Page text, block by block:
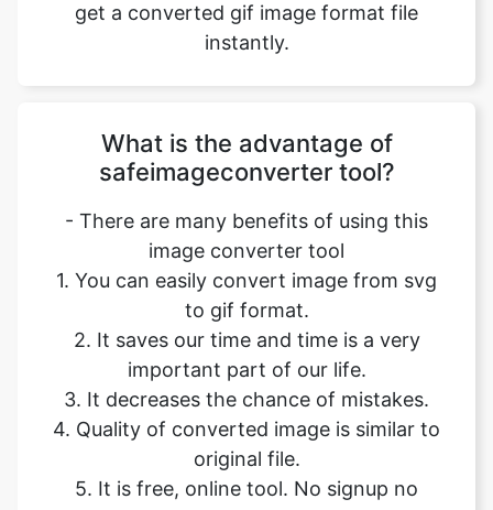
What is the advantage of
image converter tool
1. You can easily convert image from svg
to gif format.
2. It saves our time and time is a very
important part of our life.
3. It decreases the chance of mistakes.
4. Quality of converted image is similar to
original file.
5. It is free, online tool. No signup no
installation needed.
6. Safe and secure tool.
7. It takes no time to give desired result.